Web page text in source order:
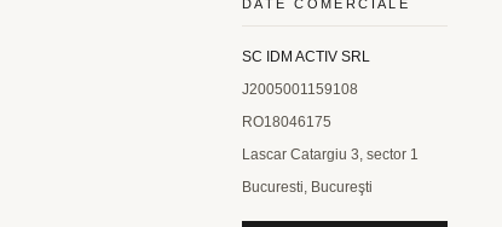
DATE COMERCIALE
SC IDM ACTIV SRL
J2005001159108
RO18046175
Lascar Catargiu 3, sector 1
Bucuresti, Bucureşti